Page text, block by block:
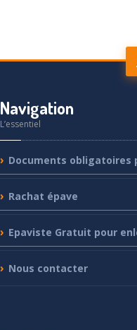
Navigation
L’essentiel
Documents obligatoires
Rachat épave
Epaviste Gratuit pour
Nous contacter